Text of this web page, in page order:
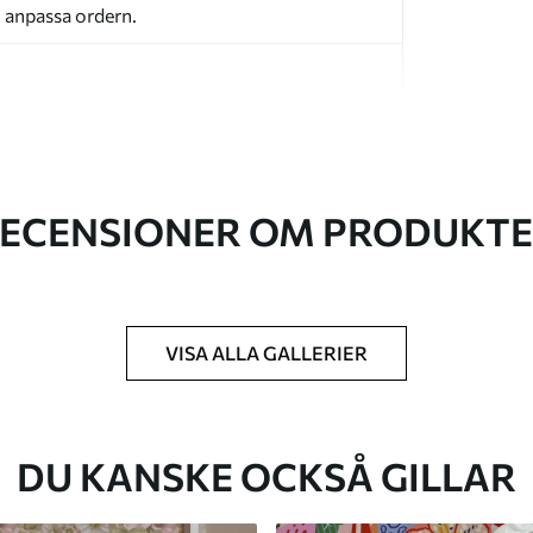
ordern.
har angett och skärs i identiska remsor
och/eller tapetlim.
med en mjuk svamp. Tapeter med
OM
VISA ALLA GALLERIER
DU KANSKE OCKSÅ GILLAR